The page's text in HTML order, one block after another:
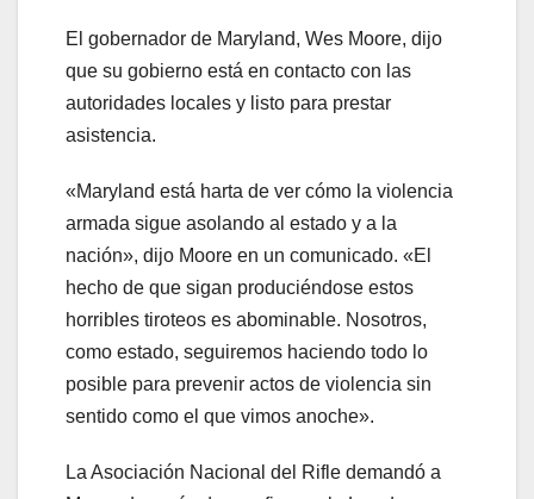
El gobernador de Maryland, Wes Moore, dijo
que su gobierno está en contacto con las
autoridades locales y listo para prestar
asistencia.
«Maryland está harta de ver cómo la violencia
armada sigue asolando al estado y a la
nación», dijo Moore en un comunicado. «El
hecho de que sigan produciéndose estos
horribles tiroteos es abominable. Nosotros,
como estado, seguiremos haciendo todo lo
posible para prevenir actos de violencia sin
sentido como el que vimos anoche».
La Asociación Nacional del Rifle demandó a